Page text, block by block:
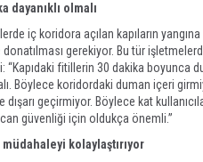
dayanıklı olmalı
iç koridora açılan kapıların yangına
gerekiyor. Bu tür
fitillerin 30 dakika boyunca
Böylece koridordaki duman içeri
geçirmiyor. Böylece kat
güvenliği için oldukça önemli.”
kolaylaştırıyor